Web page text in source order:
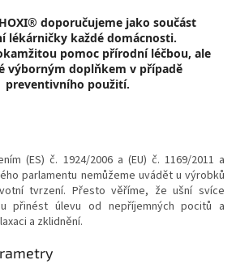
doporučujeme jako součást
lékárničky každé domácnosti.
pomoc přírodní léčbou, ale
výborným doplňkem v případě
preventivního použití.
(ES) č. 1924/2006 a (EU) č. 1169/2011 a
parlamentu nemůžeme uvádět u výrobků
tvrzení. Přesto věříme, že ušní svíce
přinést úlevu od nepříjemných pocitů a
a zklidnění.